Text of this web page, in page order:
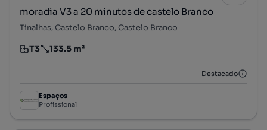
moradia V3 a 20 minutos de castelo Branco
Tinalhas, Castelo Branco, Castelo Branco
Tipologia
T3
Preço por metro quadrado
133.5 m²
Destacado
Espaços
Profissional